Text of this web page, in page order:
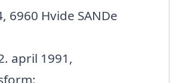
6960 Hvide SANDe
april 1991,